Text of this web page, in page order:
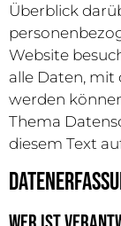
Überblick
Website
alle Daten, mit
werden
Thema
diesem Text